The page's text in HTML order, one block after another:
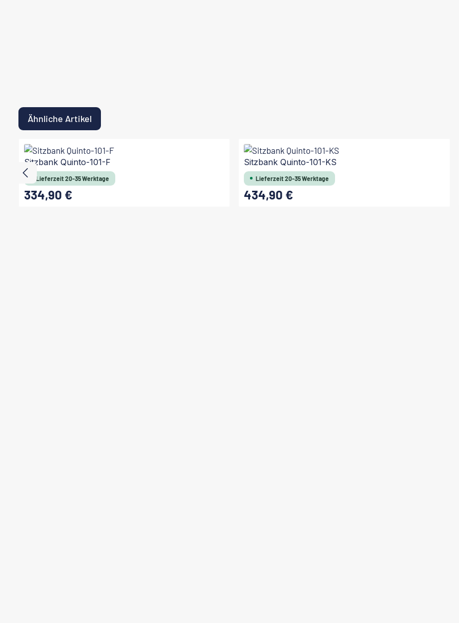
Ähnliche Artikel
Produktgalerie überspringen
Sitzbank Quinto-101-F
Lieferzeit 20-35 Werktage
Regulärer Preis:
334,90 €
Sitzbank Quinto-101-KS
Lieferzeit 20-35 Werktage
Regulärer Preis:
434,90 €